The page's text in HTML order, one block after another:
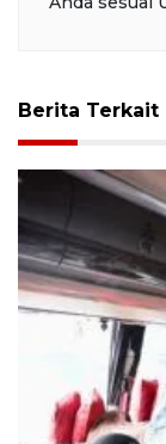
Berita Terkait